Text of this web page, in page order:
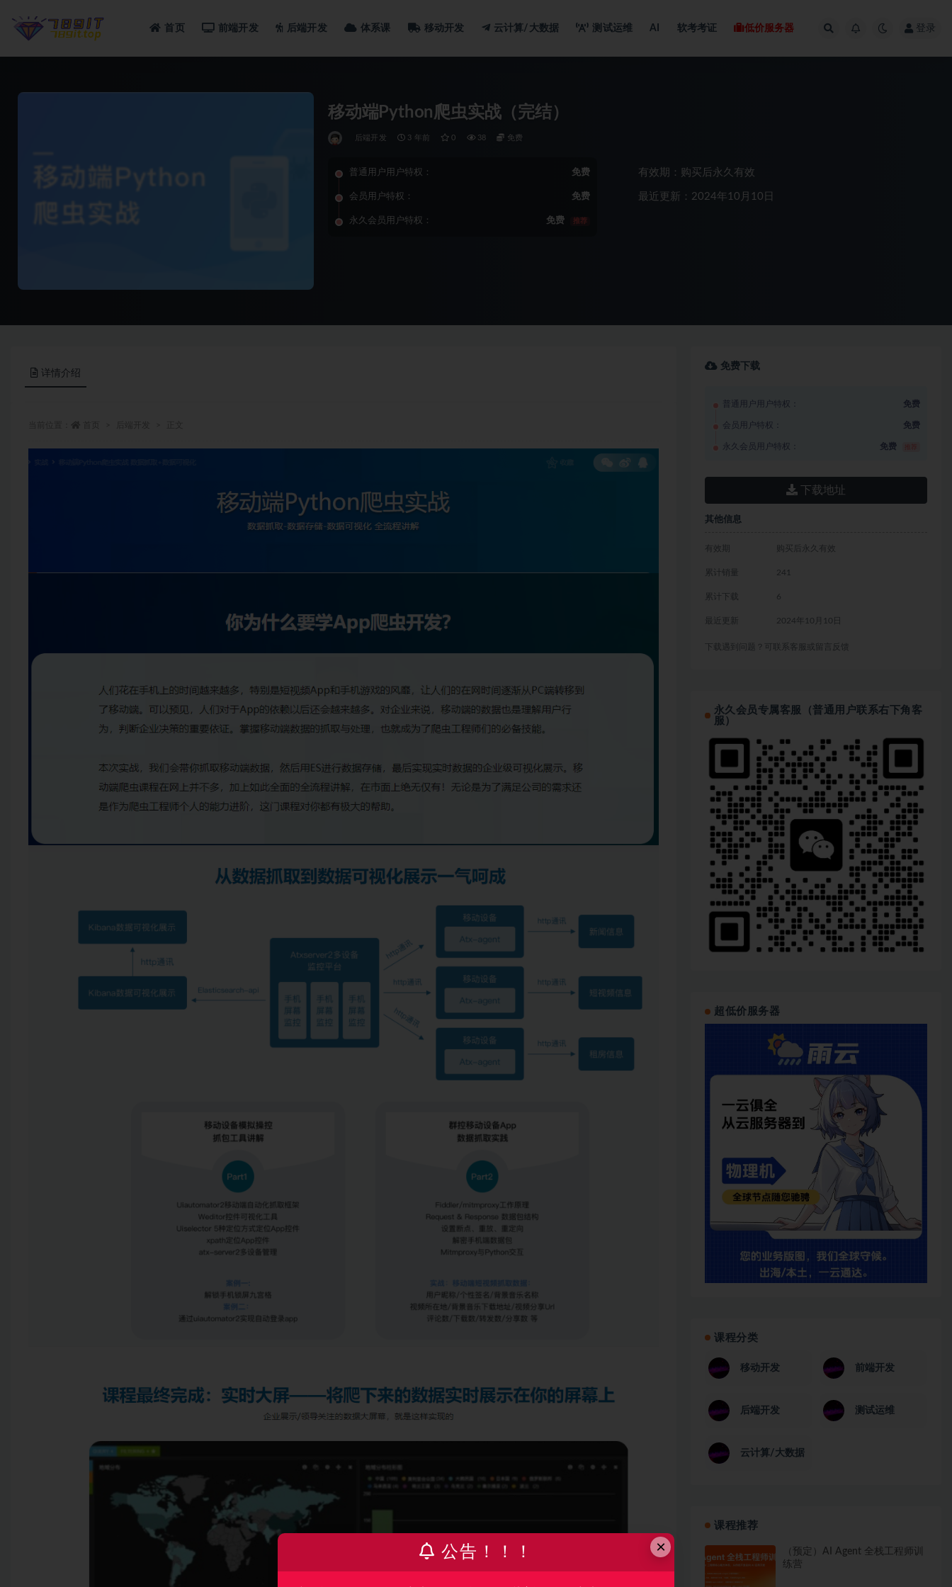
首页 前端开发 后端开发 体系课 移动开发 云计算/大数据 测试运维 AI 软考考证 低价服务器 登录
移动端Python爬虫实战（完结）
后端开发 3 年前 0 38 免费
普通用户用户特权： 免费
会员用户特权： 免费
永久会员用户特权： 免费 推荐
有效期：购买后永久有效
最近更新：2024年10月10日
详情介绍
免费下载
普通用户用户特权： 免费
会员用户特权： 免费
永久会员用户特权： 免费
下载地址
其他信息
有效期 购买后永久有效
累计销量 241
累计下载 6
最近更新 2024年10月10日
下载遇到问题？可联系客服或留言反馈
永久会员专属客服（普通用户联系右下角客
服）
超低价服务器
课程分类
移动开发 前端开发
后端开发 测试运维
云计算/大数据
课程推荐
（预定）AI Agent 全栈工程师训
练营
×
公告！！！